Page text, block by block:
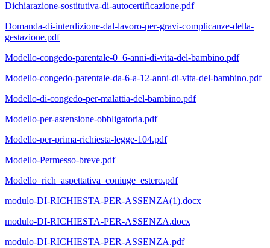
Dichiarazione-sostitutiva-di-autocertificazione.pdf
Domanda-di-interdizione-dal-lavoro-per-gravi-complicanze-della-
gestazione.pdf
Modello-congedo-parentale-0_6-anni-di-vita-del-bambino.pdf
Modello-congedo-parentale-da-6-a-12-anni-di-vita-del-bambino.pdf
Modello-di-congedo-per-malattia-del-bambino.pdf
Modello-per-astensione-obbligatoria.pdf
Modello-per-prima-richiesta-legge-104.pdf
Modello-Permesso-breve.pdf
Modello_rich_aspettativa_coniuge_estero.pdf
modulo-DI-RICHIESTA-PER-ASSENZA(1).docx
modulo-DI-RICHIESTA-PER-ASSENZA.docx
modulo-DI-RICHIESTA-PER-ASSENZA.pdf